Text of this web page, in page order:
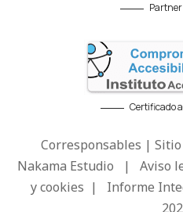
Certificado
Corresponsables |
Nakama Estudio | Aviso
y cookies | Informe